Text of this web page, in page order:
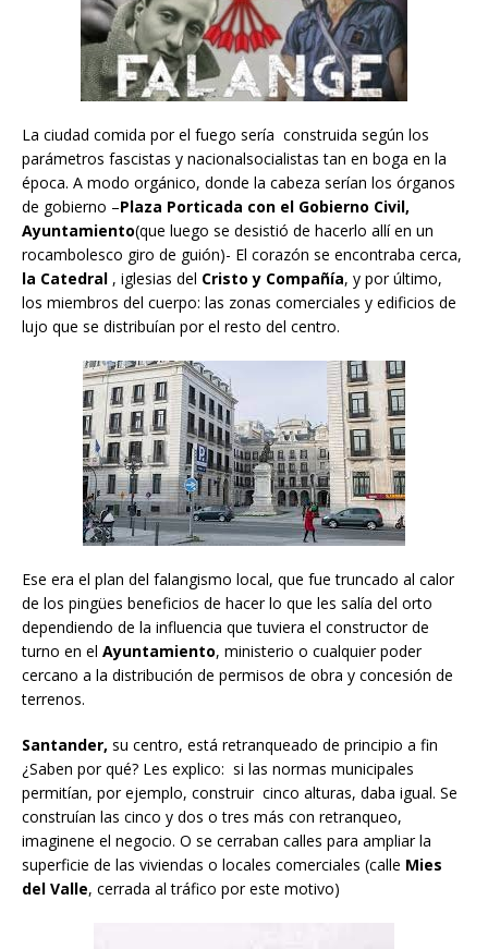
La ciudad comida por el fuego sería construida según los
parámetros fascistas y nacionalsocialistas tan en boga en la
época. A modo orgánico, donde la cabeza serían los órganos
de gobierno –Plaza Porticada con el Gobierno Civil,
Ayuntamiento(que luego se desistió de hacerlo allí en un
rocambolesco giro de guión)- El corazón se encontraba cerca,
la Catedral , iglesias del Cristo y Compañía, y por último,
los miembros del cuerpo: las zonas comerciales y edificios de
lujo que se distribuían por el resto del centro.
Ese era el plan del falangismo local, que fue truncado al calor
de los pingües beneficios de hacer lo que les salía del orto
dependiendo de la influencia que tuviera el constructor de
turno en el Ayuntamiento, ministerio o cualquier poder
cercano a la distribución de permisos de obra y concesión de
terrenos.
Santander, su centro, está retranqueado de principio a fin
¿Saben por qué? Les explico: si las normas municipales
permitían, por ejemplo, construir cinco alturas, daba igual. Se
construían las cinco y dos o tres más con retranqueo,
imaginene el negocio. O se cerraban calles para ampliar la
superficie de las viviendas o locales comerciales (calle Mies
del Valle, cerrada al tráfico por este motivo)